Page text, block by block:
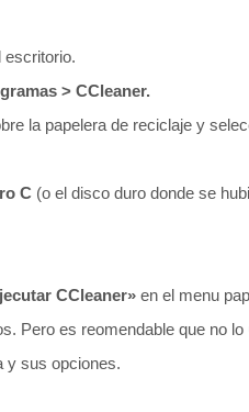
escritorio.
> CCleaner.
la papelera de reciclaje y
C (o el disco duro donde se
CCleaner» en el menu
Pero es reomendable que no
y sus opciones.